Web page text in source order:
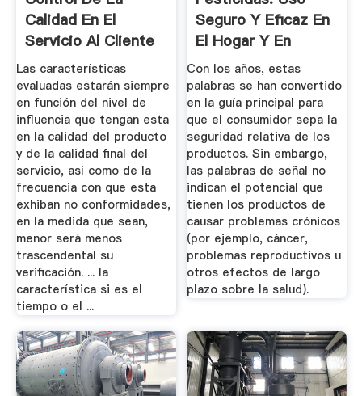
Calidad En El
Servicio Al Cliente
GestioPolis
Las características
evaluadas estarán siempre
en función del nivel de
influencia que tengan esta
en la calidad del producto
y de la calidad final del
servicio, así como de la
frecuencia con que esta
exhiban no conformidades,
en la medida que sean,
menor será menos
trascendental su
verificación. ... la
característica si es el
tiempo o el ...
Seguro Y Eficaz En
El Hogar Y En
Jardines ...
Con los años, estas
palabras se han convertido
en la guía principal para
que el consumidor sepa la
seguridad relativa de los
productos. Sin embargo,
las palabras de señal no
indican el potencial que
tienen los productos de
causar problemas crónicos
(por ejemplo, cáncer,
problemas reproductivos u
otros efectos de largo
plazo sobre la salud).